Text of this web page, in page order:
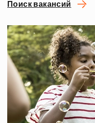
Поиск вакансий